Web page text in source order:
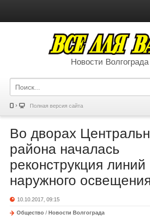
Новости Волгограда
Полная версия сайта
Во дворах
района началась
реконструкция линий
наружного
10.10.2017, 09:15
Общество / Новости Волгограда